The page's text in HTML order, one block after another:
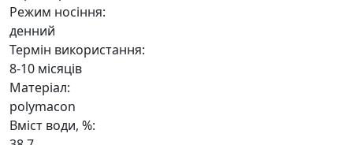
Режим носіння:
денний
Термін використання:
8-10 місяців
Матеріал:
polymacon
Вміст води, %: